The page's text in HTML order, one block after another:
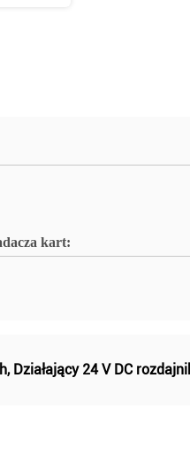
kart:
, Działający 24 V DC